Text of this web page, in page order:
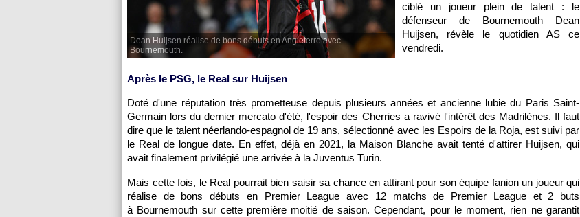
Dean Huijsen réalise de bons débuts en Angleterre avec
Bournemouth.
ciblé un joueur plein de talent : le
défenseur de Bournemouth Dean
Huijsen, révèle le quotidien AS ce
vendredi.
Après le PSG, le Real sur Huijsen
Doté d'une réputation très prometteuse depuis plusieurs années et ancienne lubie du Paris Saint-
Germain lors du dernier mercato d'été, l'espoir des Cherries a ravivé l'intérêt des Madrilènes. Il faut
dire que le talent néerlando-espagnol de 19 ans, sélectionné avec les Espoirs de la Roja, est suivi par
le Real de longue date. En effet, déjà en 2021, la Maison Blanche avait tenté d'attirer Huijsen, qui
avait finalement privilégié une arrivée à la Juventus Turin.
Mais cette fois, le Real pourrait bien saisir sa chance en attirant pour son équipe fanion un joueur qui
réalise de bons débuts en Premier League avec 12 matchs de Premier League et 2 buts
à Bournemouth sur cette première moitié de saison. Cependant, pour le moment, rien ne garantit